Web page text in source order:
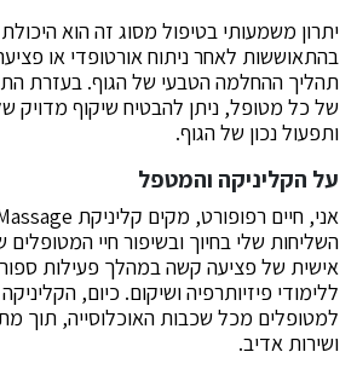
יתרון משמעותי בטיפול מסוג זה הוא
בהתאוששות לאחר ניתוח אורטופדי או
תהליך ההחלמה הטבעי של הגוף. בעזרת
של כל מטופל, ניתן להבטיח שיקוף מדויק
ותפעול נכון של הגוף.
על הקליניקה והמטפל
השליחות שלי בחיוך ובשיפור חיי המטופלים
אישית של פציעה קשה במהלך פעילות
ללימודי פיזיותרפיה ושיקום. כיום,
למטופלים מכל שכבות האוכלוסייה, תוך
ושירות אדיב.